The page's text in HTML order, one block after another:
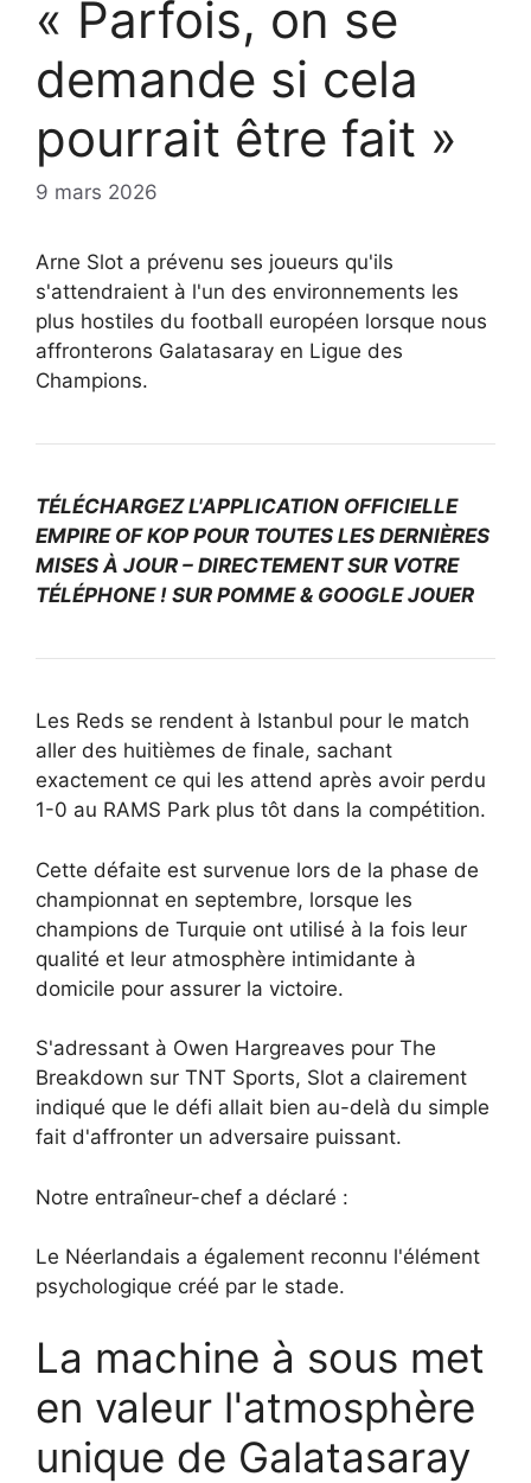
« Parfois, on se
demande si cela
pourrait être fait »
9 mars 2026
Arne Slot a prévenu ses joueurs qu'ils
s'attendraient à l'un des environnements les
plus hostiles du football européen lorsque nous
affronterons Galatasaray en Ligue des
Champions.
TÉLÉCHARGEZ L'APPLICATION OFFICIELLE
EMPIRE OF KOP POUR TOUTES LES DERNIÈRES
MISES À JOUR – DIRECTEMENT SUR VOTRE
TÉLÉPHONE ! SUR POMME& GOOGLE JOUER
Les Reds se rendent à Istanbul pour le match
aller des huitièmes de finale, sachant
exactement ce qui les attend après avoir perdu
1-0 au RAMS Park plus tôt dans la compétition.
Cette défaite est survenue lors de la phase de
championnat en septembre, lorsque les
champions de Turquie ont utilisé à la fois leur
qualité et leur atmosphère intimidante à
domicile pour assurer la victoire.
S'adressant à Owen Hargreaves pour The
Breakdown sur TNT Sports, Slot a clairement
indiqué que le défi allait bien au-delà du simple
fait d'affronter un adversaire puissant.
Notre entraîneur-chef a déclaré :
Le Néerlandais a également reconnu l'élément
psychologique créé par le stade.
La machine à sous met
en valeur l'atmosphère
unique de Galatasaray